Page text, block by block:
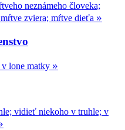
neznámeho človeka;
zviera; mŕtve dieťa »
v lone matky »
vidieť niekoho v truhle; v